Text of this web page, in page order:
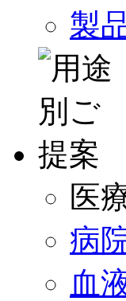
製
医
病
血